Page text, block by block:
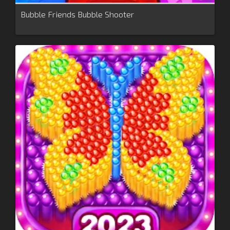
Bubble Friends Bubble Shooter